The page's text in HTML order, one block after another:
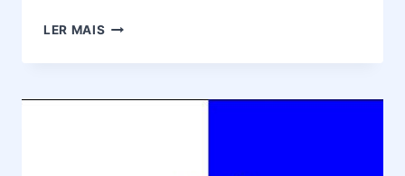
LER MAIS RENOVAÇÃO
HABILITAÇÃO
RIO